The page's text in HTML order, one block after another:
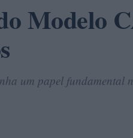
Modelo
um papel fundamental